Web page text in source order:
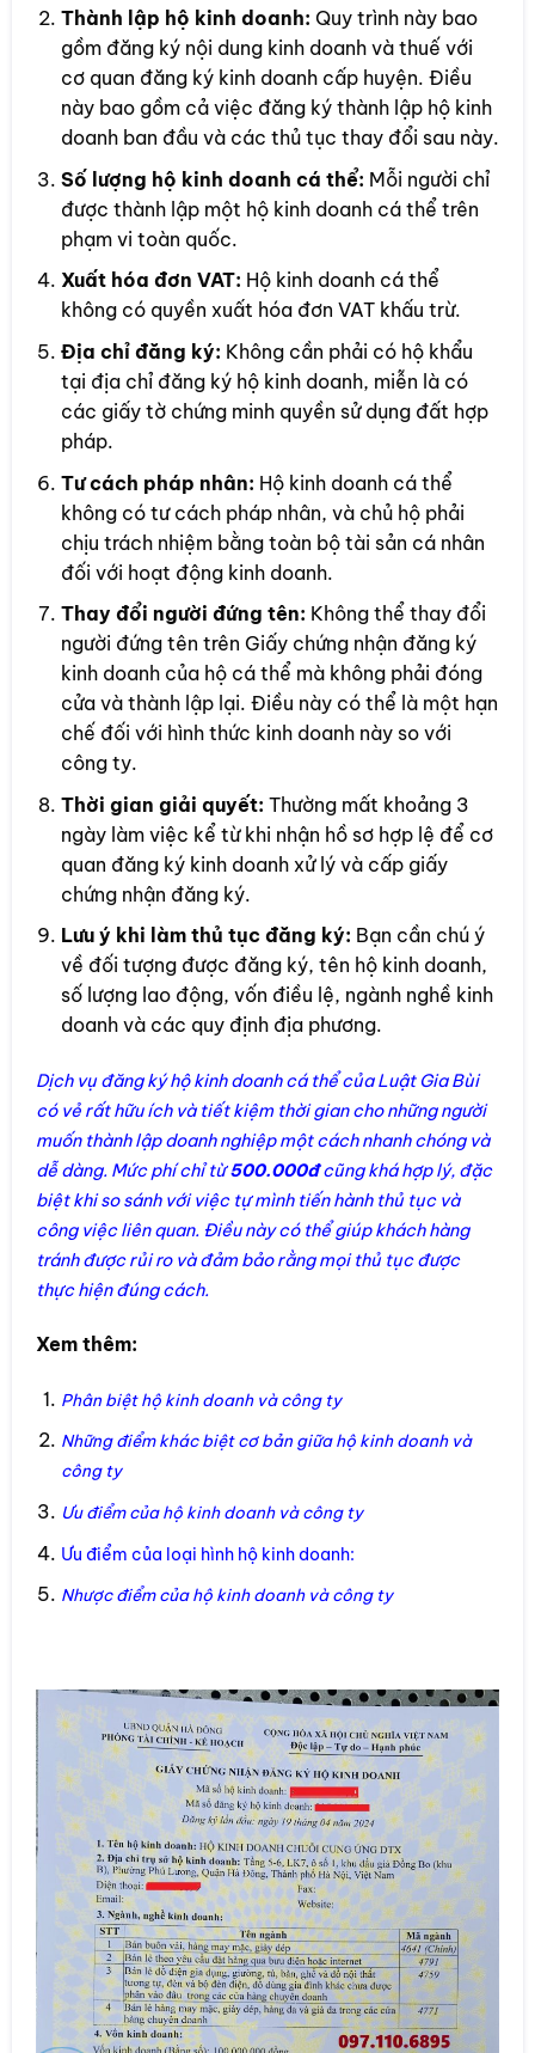
Thành lập hộ kinh doanh: Quy trình này bao
gồm đăng ký nội dung kinh doanh và thuế với
cơ quan đăng ký kinh doanh cấp huyện. Điều
này bao gồm cả việc đăng ký thành lập hộ kinh
doanh ban đầu và các thủ tục thay đổi sau này.
Số lượng hộ kinh doanh cá thể: Mỗi người chỉ
được thành lập một hộ kinh doanh cá thể trên
phạm vi toàn quốc.
Xuất hóa đơn VAT: Hộ kinh doanh cá thể
không có quyền xuất hóa đơn VAT khấu trừ.
Địa chỉ đăng ký: Không cần phải có hộ khẩu
tại địa chỉ đăng ký hộ kinh doanh, miễn là có
các giấy tờ chứng minh quyền sử dụng đất hợp
pháp.
Tư cách pháp nhân: Hộ kinh doanh cá thể
không có tư cách pháp nhân, và chủ hộ phải
chịu trách nhiệm bằng toàn bộ tài sản cá nhân
đối với hoạt động kinh doanh.
Thay đổi người đứng tên: Không thể thay đổi
người đứng tên trên Giấy chứng nhận đăng ký
kinh doanh của hộ cá thể mà không phải đóng
cửa và thành lập lại. Điều này có thể là một hạn
chế đối với hình thức kinh doanh này so với
công ty.
Thời gian giải quyết: Thường mất khoảng 3
ngày làm việc kể từ khi nhận hồ sơ hợp lệ để cơ
quan đăng ký kinh doanh xử lý và cấp giấy
chứng nhận đăng ký.
Lưu ý khi làm thủ tục đăng ký: Bạn cần chú ý
về đối tượng được đăng ký, tên hộ kinh doanh,
số lượng lao động, vốn điều lệ, ngành nghề kinh
doanh và các quy định địa phương.
Dịch vụ đăng ký hộ kinh doanh cá thể của Luật Gia Bùi
có vẻ rất hữu ích và tiết kiệm thời gian cho những người
muốn thành lập doanh nghiệp một cách nhanh chóng và
dễ dàng. Mức phí chỉ từ500.000đcũng khá hợp lý, đặc
biệt khi so sánh với việc tự mình tiến hành thủ tục và
công việc liên quan. Điều này có thể giúp khách hàng
tránh được rủi ro và đảm bảo rằng mọi thủ tục được
thực hiện đúng cách.
Xem thêm:
Phân biệt hộ kinh doanh và công ty
Những điểm khác biệt cơ bản giữa hộ kinh doanh và
công ty
Ưu điểm của hộ kinh doanh và công ty
Ưu điểm của loại hình hộ kinh doanh:
Nhược điểm của hộ kinh doanh và công ty